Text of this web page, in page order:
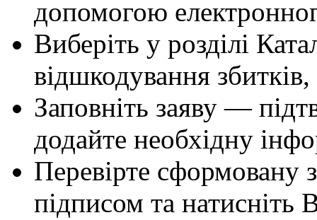
допомогою
Виберіть у розділі
відшкодування
Заповніть заяву —
додайте необхідну
Перевірте сформовану
підписом та натисніть